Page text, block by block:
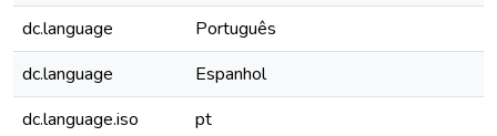
dc.language
Português
dc.language
Espanhol
dc.language.iso
pt